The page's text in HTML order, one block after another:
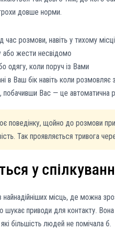
довше норми.
час розмови, навіть у тихому місці
жести несвідомо
одягу, коли поруч із Вами
в Ваш бік навіть коли розмовляє
Вас — це автоматична
поведінку, щойно до розмови
Так проявляється тривога
у
найнадійніших місць, де можна
шукає приводи для контакту.
більшість людей не помічала б.